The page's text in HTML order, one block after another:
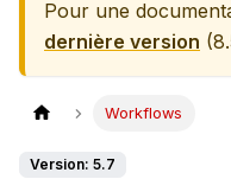
Pour une
dernière version (
Workflows
Version: 5.7